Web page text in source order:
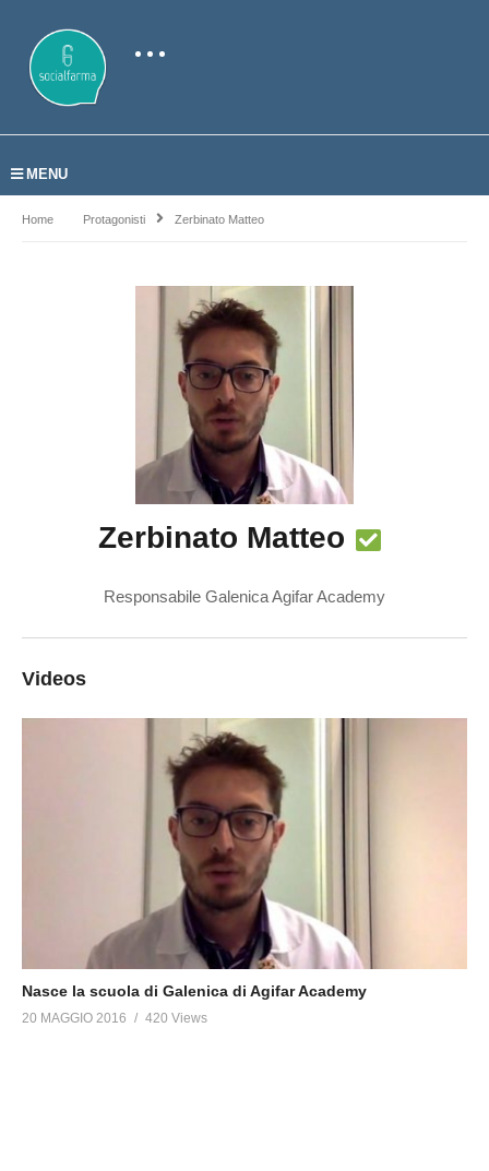
MENU
Home Protagonisti Zerbinato Matteo
Zerbinato Matteo
Responsabile Galenica Agifar Academy
Videos
Nasce la scuola di Galenica di Agifar Academy
20 MAGGIO 2016 420 Views